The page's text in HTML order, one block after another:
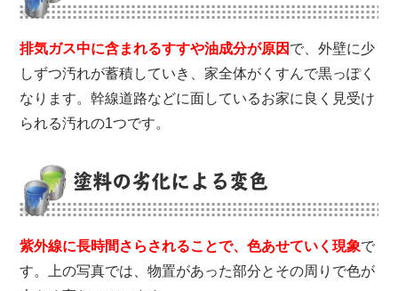
排気ガス中に含まれるすすや油成分が原因 で、外壁に少
しずつ汚れが蓄積していき、家全体がくすんで黒っぽく
なります。幹線道路などに面しているお家に良く見受け
られる汚れの1つです。
塗料の劣化による変色
紫外線に長時間さらされることで、色あせていく現象で
す。上の写真では、物置があった部分とその周りで色が